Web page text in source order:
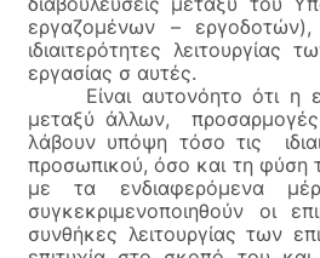
εργαζομένων –
ιδιαιτερότητες
εργασίας σ αυτές.
Είναι αυτονόητο ότι η
μεταξύ άλλων,
λάβουν υπόψη τόσο τις
προσωπικού, όσο και τη φύση
με τα ενδιαφερόμενα
συγκεκριμενοποιηθούν οι
συνθήκες λειτουργίας των